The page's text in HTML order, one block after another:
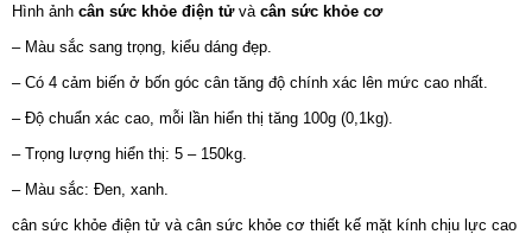
Hình ảnh cân sức khỏe điện tửvà cân sức khỏe cơ
– Màu sắc sang trọng, kiểu dáng đẹp.
– Có 4 cảm biến ở bốn góc cân tăng độ chính xác lên mức cao nhất.
– Độ chuẩn xác cao, mỗi lần hiển thị tăng 100g (0,1kg).
– Trọng lượng hiển thị: 5 – 150kg.
– Màu sắc: Đen, xanh.
cân sức khỏe điện tử và cân sức khỏe cơ thiết kế mặt kính chịu lực cao